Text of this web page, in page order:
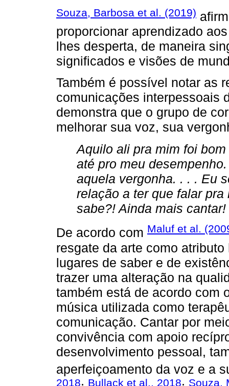
Souza, Barbosa et al. (2019)
proporcionar aprendizado
lhes desperta, de maneira
significados e visões de
Também é possível notar as
comunicações interpessoais
demonstra que o grupo de
melhorar sua voz, sua
Aquilo ali pra mim foi
até pro meu
aquela vergonha. . . . Eu
relação a ter que falar
sabe?! Ainda mais cantar!
De acordo com Maluf et al.
resgate da arte como
lugares de saber e de
trazer uma alteração na
também está de acordo com
música utilizada como
comunicação. Cantar por
convivência com apoio
desenvolvimento pessoal,
aperfeiçoamento da voz e a
2018 Bullack et al., 2018 Souza,